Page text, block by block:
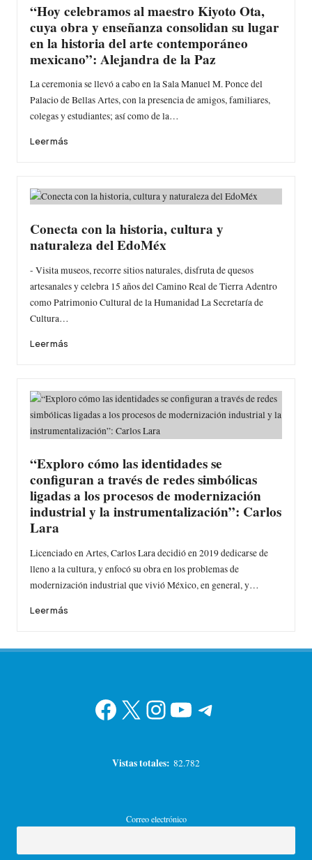
“Hoy celebramos al maestro Kiyoto Ota,
cuya obra y enseñanza consolidan su lugar
en la historia del arte contemporáneo
mexicano”: Alejandra de la Paz
La ceremonia se llevó a cabo en la Sala Manuel M. Ponce del
Palacio de Bellas Artes, con la presencia de amigos, familiares,
colegas y estudiantes; así como de la…
Leer más
Conecta con la historia, cultura y
naturaleza del EdoMéx
- Visita museos, recorre sitios naturales, disfruta de quesos
artesanales y celebra 15 años del Camino Real de Tierra Adentro
como Patrimonio Cultural de la Humanidad La Secretaría de
Cultura…
Leer más
“Exploro cómo las identidades se
configuran a través de redes simbólicas
ligadas a los procesos de modernización
industrial y la instrumentalización”: Carlos
Lara
Licenciado en Artes, Carlos Lara decidió en 2019 dedicarse de
lleno a la cultura, y enfocó su obra en los problemas de
modernización industrial que vivió México, en general, y…
Leer más
Facebook
X Instagram
YouTube
Telegram
Vistas totales: 82.782
Correo electrónico